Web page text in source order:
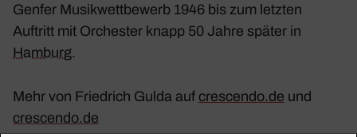
Genfer Musik­wett­be­werb 1946 bis zum letzten
Auftritt mit Orchester knapp 50 Jahre später in
Hamburg.
Mehr von Fried­rich Gulda auf crescendo​.de und
crescendo​.de